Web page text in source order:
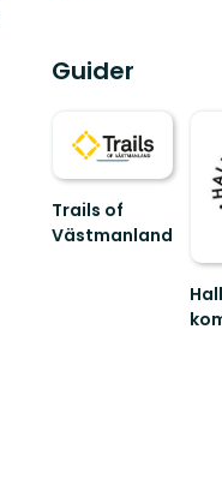
Guider
Trails of
Västmanland